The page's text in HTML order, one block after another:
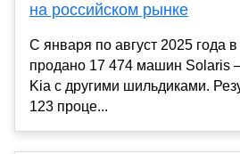
на российском рынке
С января по август 2025 года
продано 17 474 машин Solaris
Kia с другими шильдиками.
123 проце...